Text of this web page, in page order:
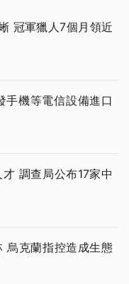
冠軍獵人7個月領近
手機等電信設備進口
調查局公布17家中
烏克蘭指控造成生態